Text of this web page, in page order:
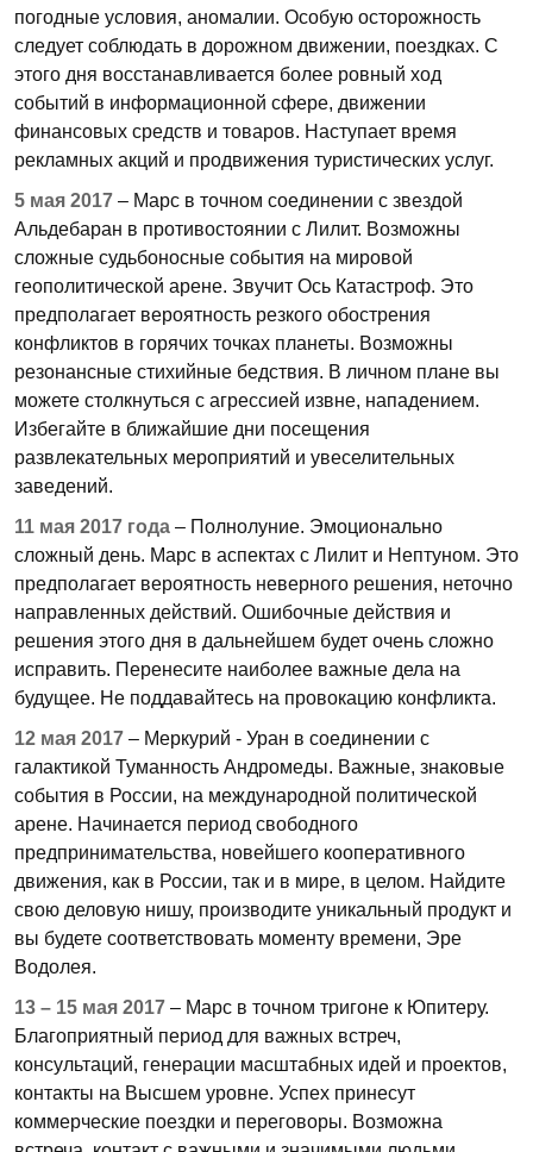
погодные условия, аномалии. Особую осторожность
следует соблюдать в дорожном движении, поездках. С
этого дня восстанавливается более ровный ход
событий в информационной сфере, движении
финансовых средств и товаров. Наступает время
рекламных акций и продвижения туристических услуг.
5 мая 2017 – Марс в точном соединении с звездой
Альдебаран в противостоянии с Лилит. Возможны
сложные судьбоносные события на мировой
геополитической арене. Звучит Ось Катастроф. Это
предполагает вероятность резкого обострения
конфликтов в горячих точках планеты. Возможны
резонансные стихийные бедствия. В личном плане вы
можете столкнуться с агрессией извне, нападением.
Избегайте в ближайшие дни посещения
развлекательных мероприятий и увеселительных
заведений.
11 мая 2017 года – Полнолуние. Эмоционально
сложный день. Марс в аспектах с Лилит и Нептуном. Это
предполагает вероятность неверного решения, неточно
направленных действий. Ошибочные действия и
решения этого дня в дальнейшем будет очень сложно
исправить. Перенесите наиболее важные дела на
будущее. Не поддавайтесь на провокацию конфликта.
12 мая 2017 – Меркурий - Уран в соединении с
галактикой Туманность Андромеды. Важные, знаковые
события в России, на международной политической
арене. Начинается период свободного
предпринимательства, новейшего кооперативного
движения, как в России, так и в мире, в целом. Найдите
свою деловую нишу, производите уникальный продукт и
вы будете соответствовать моменту времени, Эре
Водолея.
13 – 15 мая 2017 – Марс в точном тригоне к Юпитеру.
Благоприятный период для важных встреч,
консультаций, генерации масштабных идей и проектов,
контакты на Высшем уровне. Успех принесут
коммерческие поездки и переговоры. Возможна